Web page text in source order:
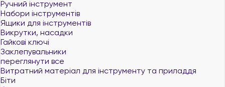
Ручний інструмент
Набори інструментів
Ящики для інструментів
Викрутки, насадки
Гайкові ключі
Заклепувальники
переглянути все
Витратний матеріал для інструменту та приладдя
Біти